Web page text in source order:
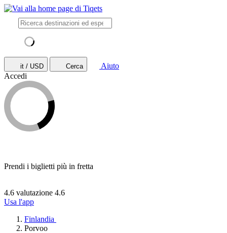
it / USD Cerca
Aiuto
Accedi
Prendi i biglietti più in fretta
4.6 valutazione 4.6
Usa l'app
Finlandia
Porvoo